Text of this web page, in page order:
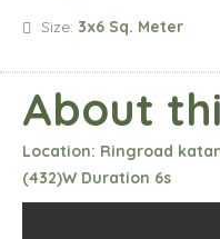
Size: 3x6 Sq. Meter
About
Location: Ringroad
(432)W Duration 6s